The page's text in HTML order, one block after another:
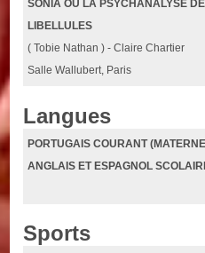
SONIA OU LA PSYCHANALYSE
LIBELLULES
( Tobie Nathan ) - Claire Chartier
Salle Wallubert, Paris
Langues
PORTUGAIS COURANT
ANGLAIS ET ESPAGNOL
Sports